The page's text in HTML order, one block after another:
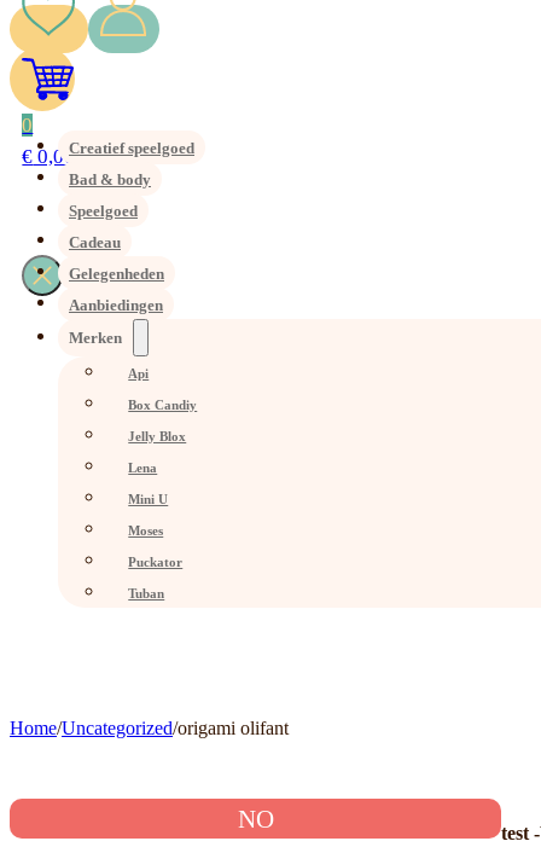
0
€ 0,00Creatief speelgoed
Bad & body
Speelgoed
Cadeau
Gelegenheden
Aanbiedingen
Merken
Api
Box Candiy
Jelly Blox
Lena
Mini U
Moses
Puckator
Tuban
Home/Uncategorized/origami olifant
NO
test